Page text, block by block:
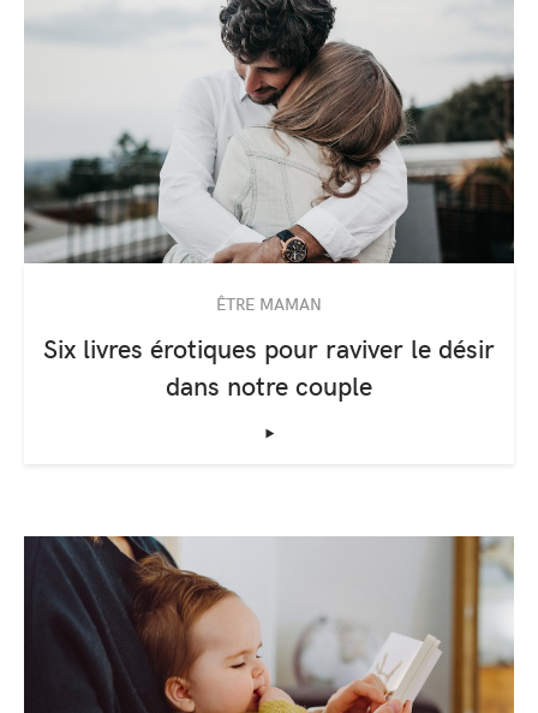
ÊTRE MAMAN
Six livres érotiques pour raviver le désir
dans notre couple
‣